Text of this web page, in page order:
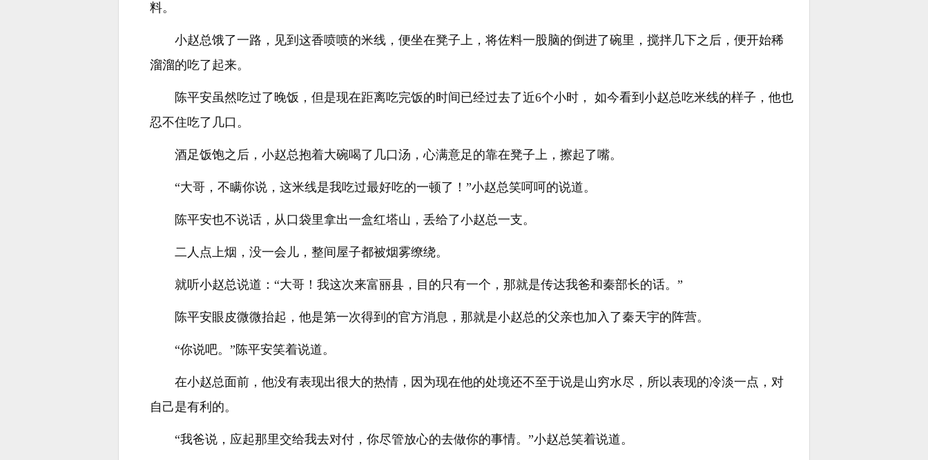
料。
小赵总饿了一路，见到这香喷喷的米线，便坐在凳子上，将佐料一股脑的倒进了碗里，搅拌几下之后，便开始稀
溜溜的吃了起来。
陈平安虽然吃过了晚饭，但是现在距离吃完饭的时间已经过去了近6个小时， 如今看到小赵总吃米线的样子，他也
忍不住吃了几口。
酒足饭饱之后，小赵总抱着大碗喝了几口汤，心满意足的靠在凳子上，擦起了嘴。
“大哥，不瞒你说，这米线是我吃过最好吃的一顿了！”小赵总笑呵呵的说道。
陈平安也不说话，从口袋里拿出一盒红塔山，丢给了小赵总一支。
二人点上烟，没一会儿，整间屋子都被烟雾缭绕。
就听小赵总说道：“大哥！我这次来富丽县，目的只有一个，那就是传达我爸和秦部长的话。”
陈平安眼皮微微抬起，他是第一次得到的官方消息，那就是小赵总的父亲也加入了秦天宇的阵营。
“你说吧。”陈平安笑着说道。
在小赵总面前，他没有表现出很大的热情，因为现在他的处境还不至于说是山穷水尽，所以表现的冷淡一点，对
自己是有利的。
“我爸说，应起那里交给我去对付，你尽管放心的去做你的事情。”小赵总笑着说道。